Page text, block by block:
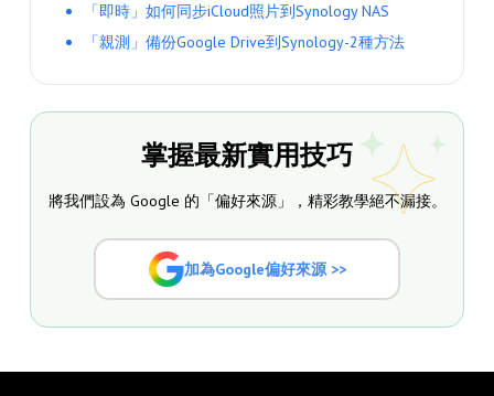
「即時」如何同步iCloud照片到Synology NAS
「親測」備份Google Drive到Synology-2種方法
掌握最新實用技巧
將我們設為 Google 的「偏好來源」，精彩教學絕不漏接。
加為Google偏好來源 >>